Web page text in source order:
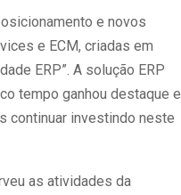
e novos
e ECM, criadas em
ERP”. A solução ERP
tempo ganhou destaque e
continuar investindo neste
as atividades da